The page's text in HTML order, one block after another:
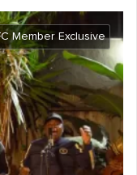
Member Exclusive